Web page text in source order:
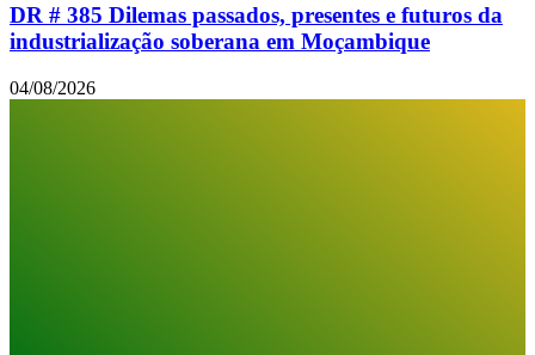
DR # 385 Dilemas passados, presentes e futuros da
industrialização soberana em Moçambique
04/08/2026